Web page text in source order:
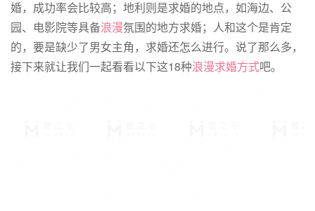
婚，成功率会比较高；地利则是求婚的地点，如海边、公
园、电影院等具备浪漫氛围的地方求婚；人和这个是肯定
的，要是缺少了男女主角，求婚还怎么进行。说了那么多，
接下来就让我们一起看看以下这18种浪漫求婚方式吧。